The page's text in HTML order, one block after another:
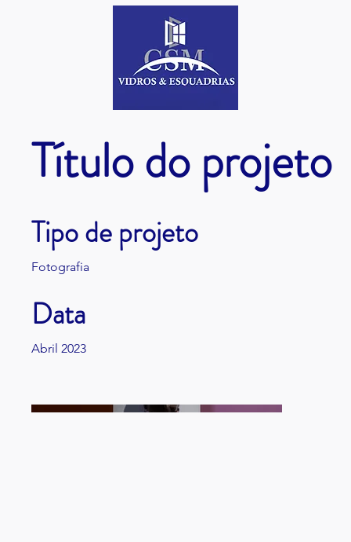
Título do projeto
Tipo de projeto
Fotografia
Data
Abril 2023